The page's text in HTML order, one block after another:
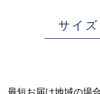
サイ
最短お届け地域の場合